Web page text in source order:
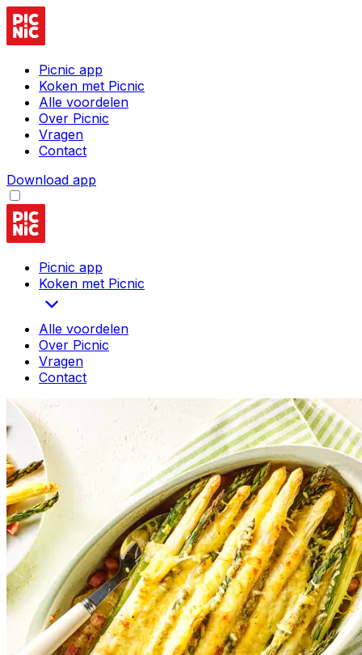
Picnic app
Koken met Picnic
Alle voordelen
Over Picnic
Vragen
Contact
Download app
Picnic app
Koken met Picnic
Alle voordelen
Over Picnic
Vragen
Contact